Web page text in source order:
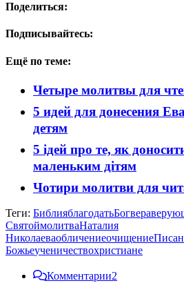
Поделиться:
Подписывайтесь:
Ещё по теме:
Четыре молитвы для
5 идей для донесения
детям
5 ідей про те, як
маленьким дітям
Чотири молитви для
Теги: БиблияблагодатьБогвера
СвятоймолитваНаталия
Николаеваобличениеочищение
Божьеученичествохристиане
Комментарии2